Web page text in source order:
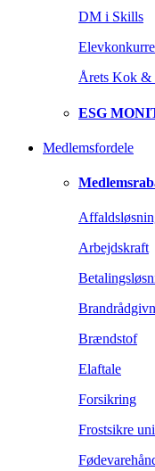
DM i Skills
Årets Kok &
ESG
Medlemsfordele
Arbejdskraft
Brændstof
Elaftale
Forsikring
Frostsikre